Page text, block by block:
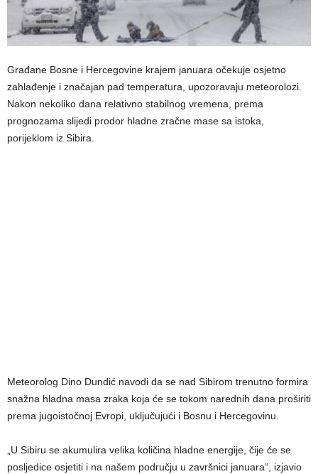
Građane Bosne i Hercegovine krajem januara očekuje osjetno
zahlađenje i značajan pad temperatura, upozoravaju meteorolozi.
Nakon nekoliko dana relativno stabilnog vremena, prema
prognozama slijedi prodor hladne zračne mase sa istoka,
porijeklom iz Sibira.
Meteorolog Dino Dundić navodi da se nad Sibirom trenutno formira
snažna hladna masa zraka koja će se tokom narednih dana proširiti
prema jugoistočnoj Evropi, uključujući i Bosnu i Hercegovinu.
„U Sibiru se akumulira velika količina hladne energije, čije će se
posljedice osjetiti i na našem području u završnici januara“, izjavio